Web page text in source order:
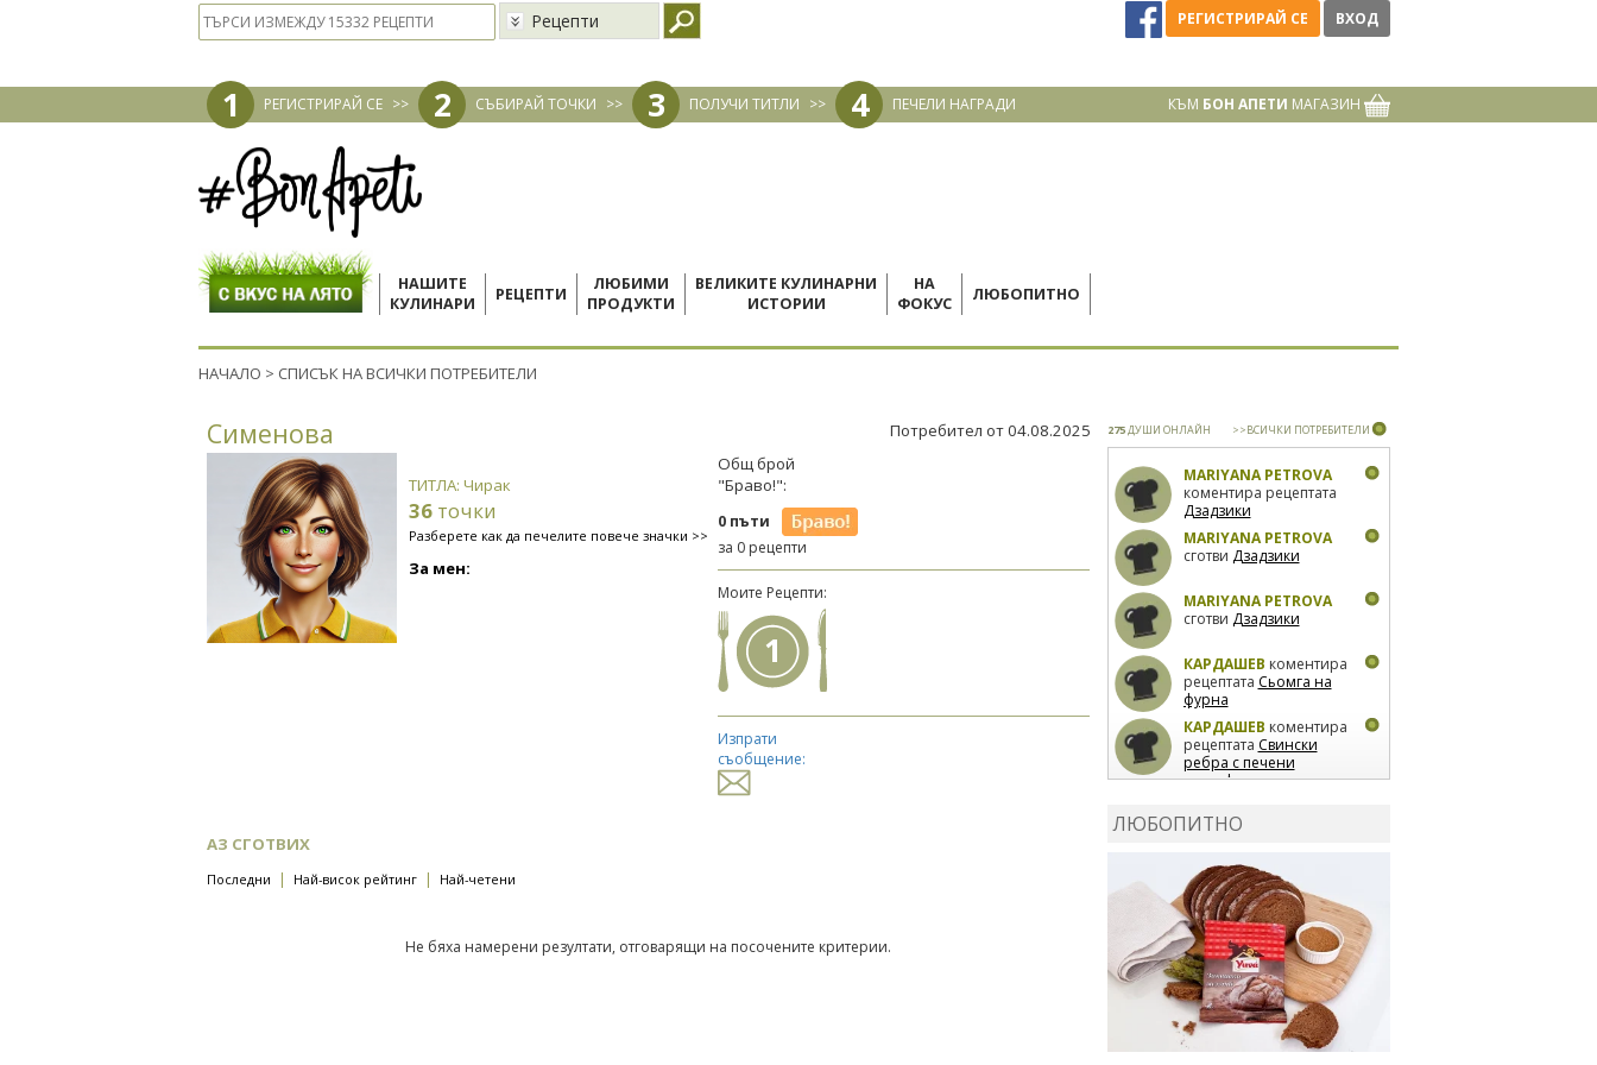
Рецепти РЕГИСТРИРАЙ СЕ ВХОД
1 РЕГИСТРИРАЙ СЕ >> 2 СЪБИРАЙ ТОЧКИ >> 3 ПОЛУЧИ ТИТЛИ >> 4 ПЕЧЕЛИ НАГРАДИ КЪМ БОН АПЕТИ МАГАЗИН
НАШИТЕ
КУЛИНАРИ
РЕЦЕПТИ
ЛЮБИМИ
ПРОДУКТИ
ВЕЛИКИТЕ КУЛИНАРНИ
ИСТОРИИ
НА
ФОКУС
ЛЮБОПИТНО
НАЧАЛО > СПИСЪК НА ВСИЧКИ ПОТРЕБИТЕЛИ
Сименова Потребител от 04.08.2025
ТИТЛА: Чирак
36 точки
Разберете как да печелите повече значки >>
За мен:
Общ брой
"Браво!":
0 пъти
за 0 рецепти
Моите Рецепти:
1
Изпрати
съобщение:
АЗ СГОТВИХ
Последни | Най-висок рейтинг | Най-четени
Не бяха намерени резултати, отговарящи на посочените критерии.
275ДУШИ ОНЛАЙН >>ВСИЧКИ ПОТРЕБИТЕЛИ
MARIYANA PETROVA
коментира рецептата
Дзадзики
MARIYANA PETROVA
сготви Дзадзики
MARIYANA PETROVA
сготви Дзадзики
КАРДАШЕВ коментира
рецептата Сьомга на
фурна
КАРДАШЕВ коментира
рецептата Свински
ребра с печени
картофи
лимон
коментира рецептата
Киноа със зеленчуци
ЛЮБОПИТНО